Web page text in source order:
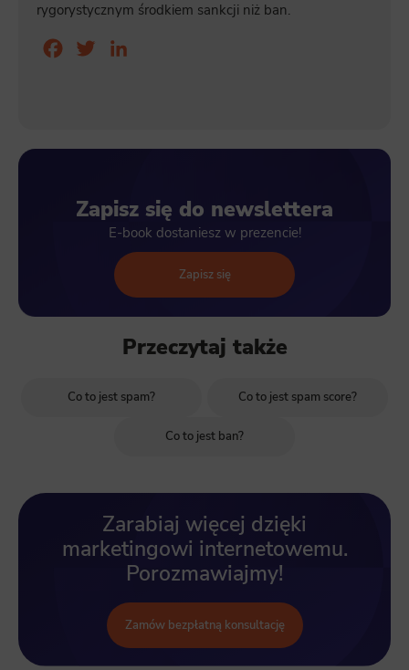
rygorystycznym środkiem sankcji niż ban.
Facebook
Twitter
Zapisz się do newslettera
E-book dostaniesz w prezencie!
Zapisz się
Przeczytaj także
Co to jest spam? Co to jest spam score?
Co to jest ban?
Zarabiaj więcej dzięki
marketingowi internetowemu.
Porozmawiajmy!
Zamów bezpłatną konsultację